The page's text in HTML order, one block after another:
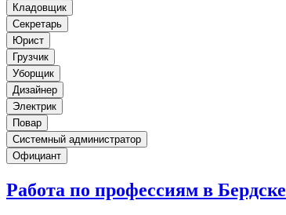
Кладовщик
Секретарь
Юрист
Грузчик
Уборщик
Дизайнер
Электрик
Повар
Системный администратор
Официант
Работа по профессиям в Бердске